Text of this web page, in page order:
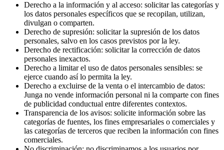
Derecho a la información y al acceso: solicitar las categorías y
los datos personales específicos que se recopilan, utilizan,
divulgan o comparten.
Derecho de supresión: solicitar la supresión de los datos
personales, salvo en los casos previstos por la ley.
Derecho de rectificación: solicitar la corrección de datos
personales inexactos.
Derecho a limitar el uso de datos personales sensibles: se
ejerce cuando así lo permita la ley.
Derecho a excluirse de la venta o el intercambio de datos:
Junga no vende información personal ni la comparte con fines
de publicidad conductual entre diferentes contextos.
Transparencia de los avisos: solicite información sobre las
categorías de fuentes, los fines empresariales o comerciales y
las categorías de terceros que reciben la información con fines
comerciales.